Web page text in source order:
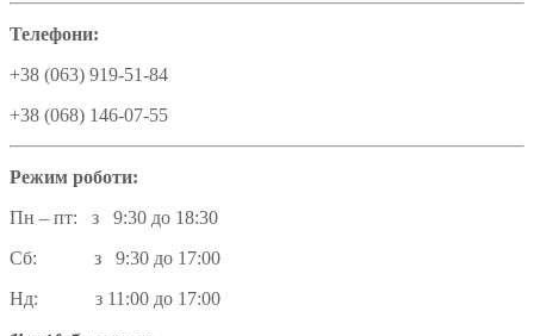
Телефони:
+38 (063) 919-51-84
+38 (068) 146-07-55
Режим роботи:
Пн – пт: з 9:30 до 18:30
Сб: з 9:30 до 17:00
Нд: з 11:00 до 17:00